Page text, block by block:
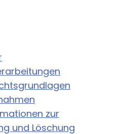
zur
und Löschung